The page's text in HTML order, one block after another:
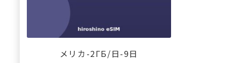
メリカ-2ГБ/日-9日